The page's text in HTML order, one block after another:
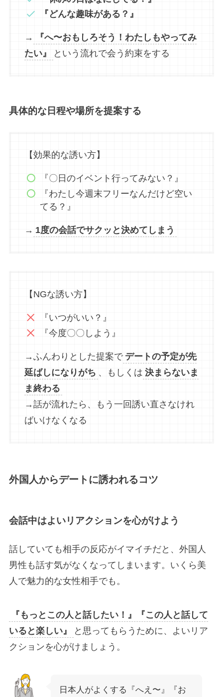
『どんな趣味がある？』
→
『へ〜おもしろそう！わたしもやってみ
たい』
という流れで会う約束をする
具体的な日程や場所を提案する
【効果的な誘い方】
『〇日のイベント行ってみない？』
『わたし今週末フリーなんだけど空い
てる？』
→ 1度の会話でサクッと決めてしまう
【NGな誘い方】
『いつがいい？』
『今度〇〇しよう』
→ふんわりとした提案で デートの予定が先
延ばしになりがち 、もしくは 決まらないま
ま終わる
→話が流れたら、もう一回誘い直さなけれ
ばいけなくなる
外国人からデートに誘われるコツ
会話中はよいリアクションを心がけよう
話していても相手の反応がイマイチだと、外国人
男性も話す気がなくなってしまいます。いくら美
人で魅力的な女性相手でも。
『もっとこの人と話したい！』『この人と話して
いると楽しい』
と思ってもらうために、よいリア
クションを心がけましょう。
日本人がよくする『へえ〜』『お